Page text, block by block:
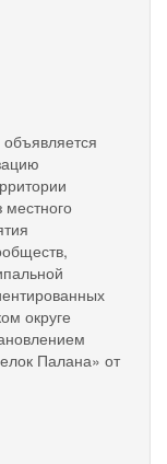
местного
округе
Палана» от